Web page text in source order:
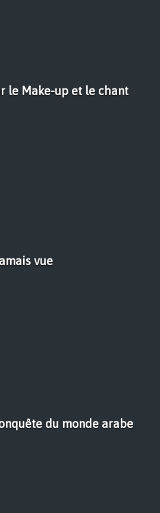
le Make-up et le chant
vue
du monde arabe